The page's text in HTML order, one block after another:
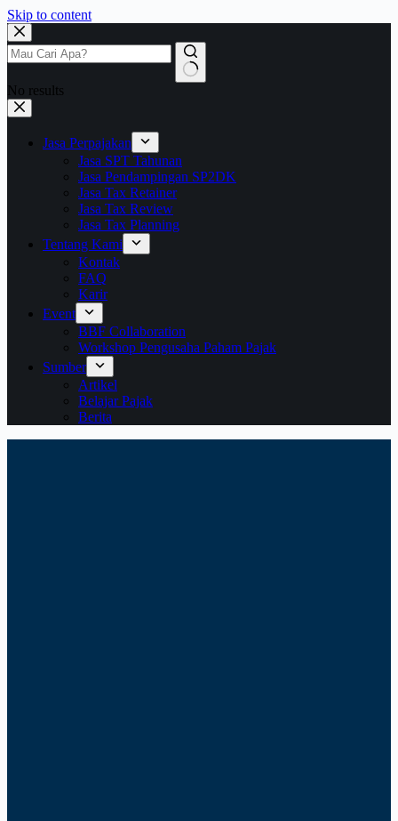
Skip to content
No results
Jasa Perpajakan
Jasa SPT Tahunan
Jasa Pendampingan SP2DK
Jasa Tax Retainer
Jasa Tax Review
Jasa Tax Planning
Tentang Kami
Kontak
FAQ
Karir
Event
BBF Collaboration
Workshop Pengusaha Paham Pajak
Sumber
Artikel
Belajar Pajak
Berita